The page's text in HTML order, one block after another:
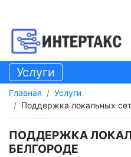
Услуги
Главная
Услуги
Поддержка локальных
ПОДДЕРЖКА
БЕЛГОРОДЕ